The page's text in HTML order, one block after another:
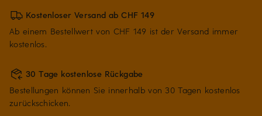
Kostenloser Versand ab CHF 149
Ab einem Bestellwert von CHF 149 ist der Versand immer
kostenlos.
30 Tage kostenlose Rückgabe
Bestellungen können Sie innerhalb von 30 Tagen kostenlos
zurückschicken.